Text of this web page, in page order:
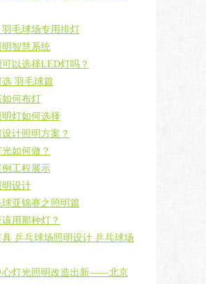
毛球场专用排灯
智慧系统
以选择LED灯吗？
羽毛球篇
何布灯
灯如何选择
计照明方案？
如何做？
工程展示
设计
球亚锦赛之照明篇
用那种灯？
乒乓球场照明设计 乒乓球场
心灯光照明改造出新——北京